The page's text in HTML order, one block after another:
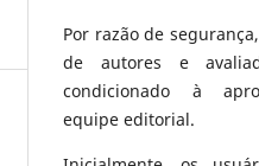
Por razão de
de autores e
condicionado à
equipe editorial.